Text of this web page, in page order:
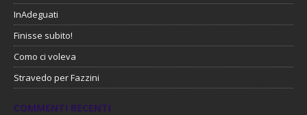
InAdeguati
Finisse subito!
Como ci voleva
Stravedo per Fazzini
COMMENTI RECENTI